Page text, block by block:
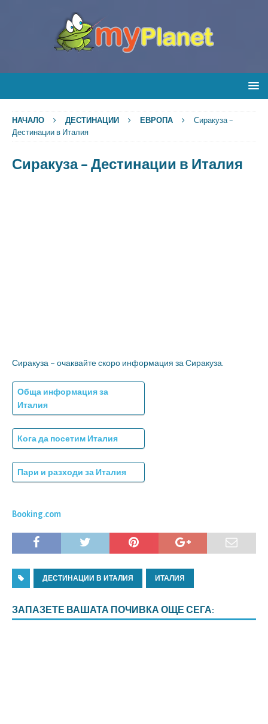
НАЧАЛО ДЕСТИНАЦИИ ЕВРОПА
Сиракуза –
Дестинации в Италия
Сиракуза – Дестинации в Италия
Сиракуза – очаквайте скоро информация за Сиракуза.
Обща информация за
Италия
Кога да посетим Италия
Пари и разходи за Италия
Booking.com
ДЕСТИНАЦИИ В ИТАЛИЯ ИТАЛИЯ
ЗАПАЗЕТЕ ВАШАТА ПОЧИВКА ОЩЕ СЕГА: